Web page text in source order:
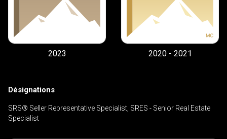
2023 2020 - 2021
Désignations
SRS® Seller Representative Specialist, SRES - Senior Real Estate
Specialist